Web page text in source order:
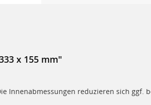
x 155 mm"
Innenabmessungen reduzieren sich ggf.